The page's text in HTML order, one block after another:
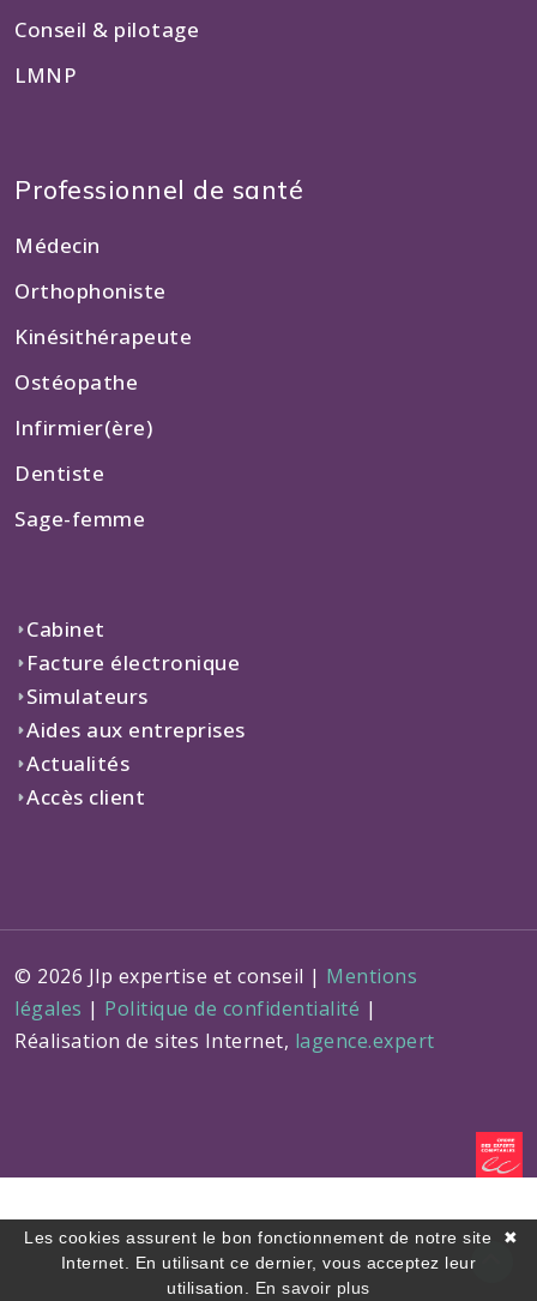
Conseil & pilotage
LMNP
Professionnel de santé
Médecin
Orthophoniste
Kinésithérapeute
Ostéopathe
Infirmier(ère)
Dentiste
Sage-femme
Cabinet
Facture électronique
Simulateurs
Aides aux entreprises
Actualités
Accès client
© 2026 Jlp expertise et conseil | Mentions
légales | Politique de confidentialité |
Réalisation de sites Internet, lagence.expert
✖
Les cookies assurent le bon fonctionnement de notre site
Internet. En utilisant ce dernier, vous acceptez leur
utilisation. En savoir plus